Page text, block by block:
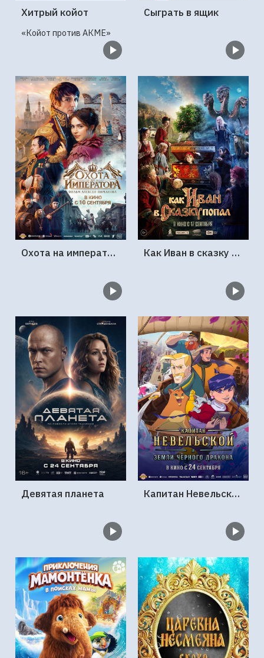
Хитрый койот
«Койот против АКМЕ»
Сыграть в ящик
Охота на императора Как Иван в сказку попал
Девятая планета Капитан Невельской и земли Чёрного дракона